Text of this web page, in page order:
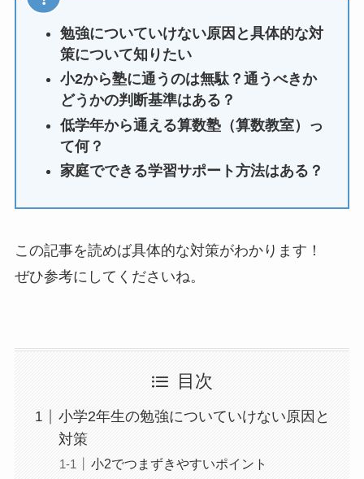
勉強についていけない原因と具体的な対
策について知りたい
小2から塾に通うのは無駄？通うべきか
どうかの判断基準はある？
低学年から通える算数塾（算数教室）っ
て何？
家庭でできる学習サポート方法はある？
この記事を読めば具体的な対策がわかります！
ぜひ参考にしてくださいね。
目次
小学2年生の勉強についていけない原因と
対策
小2でつまずきやすいポイント